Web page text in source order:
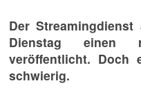
Der
Dienstag einen
veröffentlicht. Doch
schwierig.